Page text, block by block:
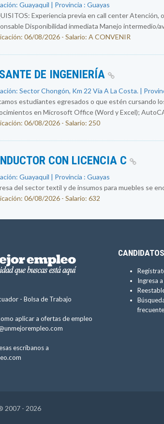
Guayaquil | Provincia : Guayas
Experiencia previa en call center Atención,
Disponibilidad inmediata Manejo intermedio/
06/08/2026 - Salario: A CONVENIR
DE INGENIERÍA
Sector Chongón, Km 22 Vía A La Costa. |
estudiantes egresados o que estén cursando
en Microsoft Office (Word y Excel);
06/08/2026 - Salario: 250
CON LICENCIA C
Guayaquil | Provincia : Guayas
del sector textil y de insumos para muebles se
06/08/2026 - Salario: 632
- Bolsa de Trabajo
aplicar a ofertas de empleo
escríbanos a
CANDIDATOS
Ingresa
2007 - 2026